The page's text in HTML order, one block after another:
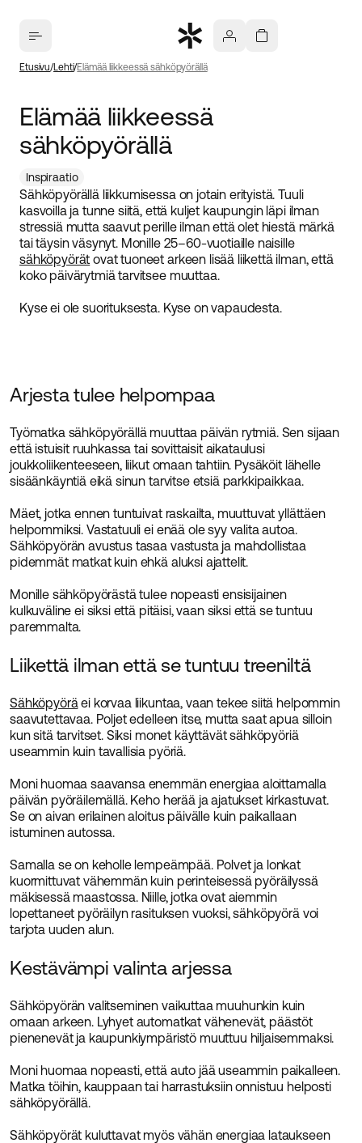
Etusivu Lehti Elämää liikkeessä sähköpyörällä
Elämää liikkeessä
sähköpyörällä
Inspiraatio
Sähköpyörällä liikkumisessa on jotain erityistä. Tuuli
kasvoilla ja tunne siitä, että kuljet kaupungin läpi ilman
stressiä mutta saavut perille ilman että olet hiestä märkä
tai täysin väsynyt. Monille 25–60-vuotiaille naisille
sähköpyörät ovat tuoneet arkeen lisää liikettä ilman, että
koko päivärytmiä tarvitsee muuttaa.
Kyse ei ole suorituksesta. Kyse on vapaudesta.
Arjesta tulee helpompaa
Työmatka sähköpyörällä muuttaa päivän rytmiä. Sen sijaan
että istuisit ruuhkassa tai sovittaisit aikataulusi
joukkoliikenteeseen, liikut omaan tahtiin. Pysäköit lähelle
sisäänkäyntiä eikä sinun tarvitse etsiä parkkipaikkaa.
Mäet, jotka ennen tuntuivat raskailta, muuttuvat yllättäen
helpommiksi. Vastatuuli ei enää ole syy valita autoa.
Sähköpyörän avustus tasaa vastusta ja mahdollistaa
pidemmät matkat kuin ehkä aluksi ajattelit.
Monille sähköpyörästä tulee nopeasti ensisijainen
kulkuväline ei siksi että pitäisi, vaan siksi että se tuntuu
paremmalta.
Liikettä ilman että se tuntuu treeniltä
Sähköpyörä ei korvaa liikuntaa, vaan tekee siitä helpommin
saavutettavaa. Poljet edelleen itse, mutta saat apua silloin
kun sitä tarvitset. Siksi monet käyttävät sähköpyöriä
useammin kuin tavallisia pyöriä.
Moni huomaa saavansa enemmän energiaa aloittamalla
päivän pyöräilemällä. Keho herää ja ajatukset kirkastuvat.
Se on aivan erilainen aloitus päivälle kuin paikallaan
istuminen autossa.
Samalla se on keholle lempeämpää. Polvet ja lonkat
kuormittuvat vähemmän kuin perinteisessä pyöräilyssä
mäkisessä maastossa. Niille, jotka ovat aiemmin
lopettaneet pyöräilyn rasituksen vuoksi, sähköpyörä voi
tarjota uuden alun.
Kestävämpi valinta arjessa
Sähköpyörän valitseminen vaikuttaa muuhunkin kuin
omaan arkeen. Lyhyet automatkat vähenevät, päästöt
pienenevät ja kaupunkiympäristö muuttuu hiljaisemmaksi.
Moni huomaa nopeasti, että auto jää useammin paikalleen.
Matka töihin, kauppaan tai harrastuksiin onnistuu helposti
sähköpyörällä.
Sähköpyörät kuluttavat myös vähän energiaa lataukseen